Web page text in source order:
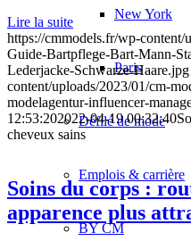
New York
Paris
Défilé de mode
Emplois & carrière
BY CM
Lire la suite
https://cmmodels.fr/wp-
Guide-Bartpflege-Bart-Mann-
Lederjacke-Schwarze-Haare.jpg
content/uploads/2023/01/cm-
modelagentur-influencer-
12:53:202022-04-19 00:32:40
cheveux sains
Soins du corps :
apparence plus